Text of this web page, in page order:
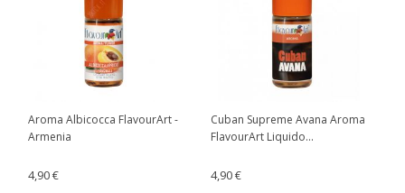
Aroma Albicocca FlavourArt -
Armenia
4,90 €
Cuban Supreme Avana Aroma
FlavourArt Liquido...
4,90 €